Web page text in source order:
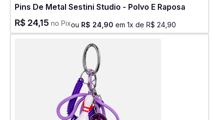
Pins De Metal Sestini Studio - Polvo E Raposa
R$ 24,15 no Pixou R$ 24 90 em 1x de R$ 24 90